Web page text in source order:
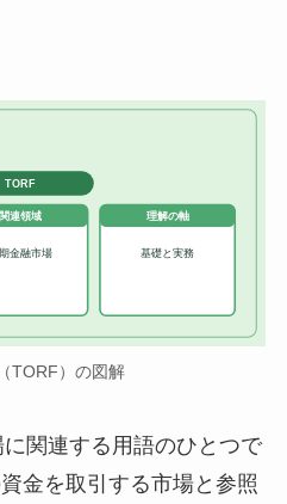
TORF
関連領域
金融市場
理解の軸
基礎と実務
TORF）の図解
関連する用語のひとつで
金を取引する市場と参照